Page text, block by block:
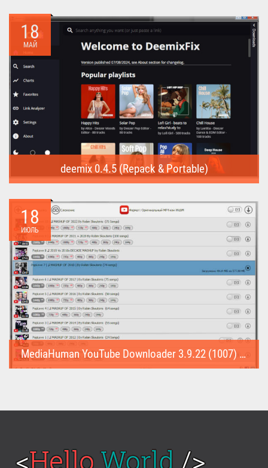
предназначена для...
18
МАЙ
deemix 0.4.5 (Repack & Portable)
треки...
18
ИЮЛЬ
MediaHuman YouTube Downloader 3.9.22 (1007) (Repack & Portable)